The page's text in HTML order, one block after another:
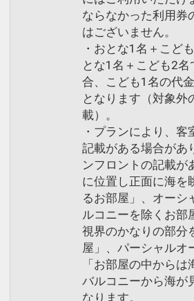
ならなかった利用券
はございません。
・おとな1名＋こど
とな1名＋こども2
合、こども1名の代
となります（対象外
載）。
・プランにより、客
記載がある場合があ
ンフロントの記載が
に位置し正面に海を
るお部屋」、オーシ
ルコニーを除くお部
視界のかなりの部分
屋」、パーシャルオ
「お部屋の中から
バルコニーから海が
なります。